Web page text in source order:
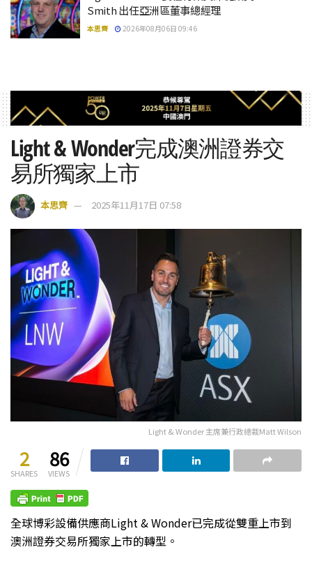
Smith 出任亞洲區董事總經理
本思齊 2026年08月06日 09:46
Light & Wonder完成澳洲證券交
易所獨家上市
本思齊 2025年11月17日 07:58
Light & Wonder 主席兼行政總裁Matt Wilson
2
SHARES
86
VIEWS
全球博彩設備供應商Light & Wonder已完成從雙重上市到
澳洲證券交易所獨家上市的轉型。